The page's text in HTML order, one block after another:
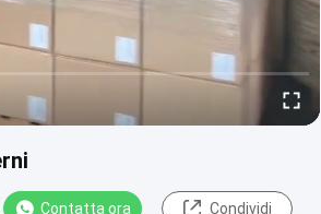
Contatta ora Condividi